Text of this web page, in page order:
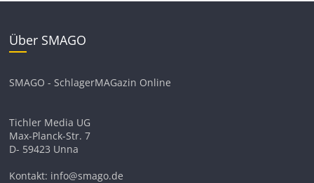
Über SMAGO
SMAGO - SchlagerMAGazin Online
Tichler Media UG
Max-Planck-Str. 7
D- 59423 Unna
Kontakt: info@smago.de